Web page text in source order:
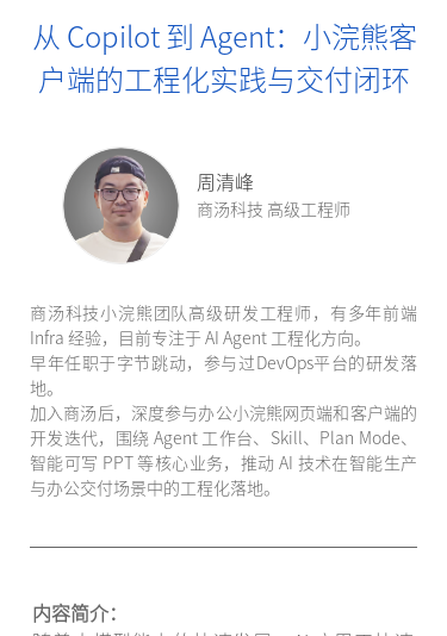
内容简介：
周清峰
商汤科技 高级工程师
商汤科技小浣熊团队高级研发工程师，有多年前端
Infra 经验，目前专注于 AI Agent 工程化方向。
早年任职于字节跳动，参与过DevOps平台的研发落
地。
加入商汤后，深度参与办公小浣熊网页端和客户端的
开发迭代，围绕 Agent 工作台、Skill、Plan Mode、
智能可写 PPT 等核心业务，推动 AI 技术在智能生产
与办公交付场景中的工程化落地。
从 Copilot 到 Agent：小浣熊客
户端的工程化实践与交付闭环